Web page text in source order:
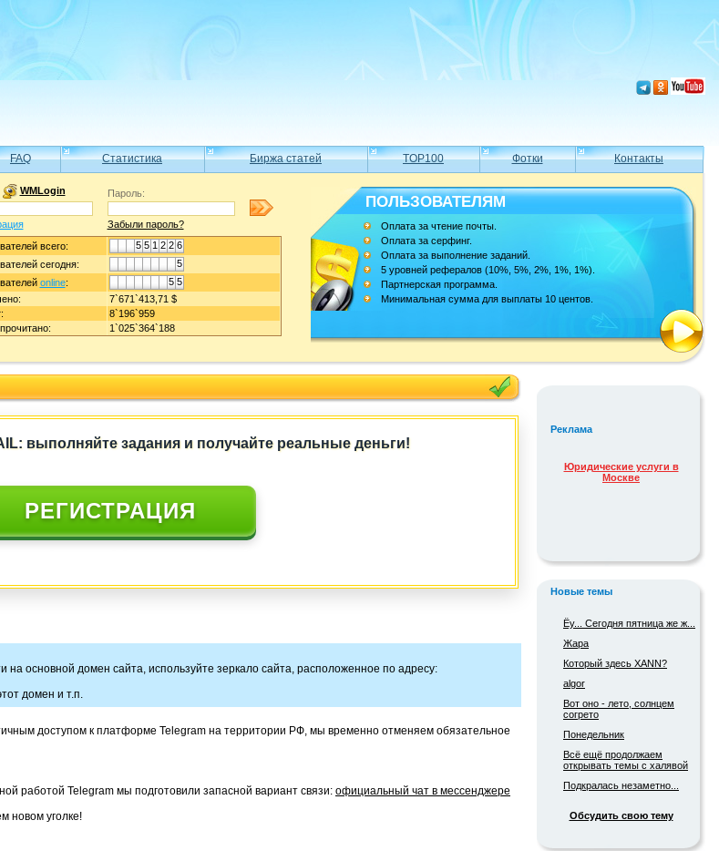
FAQ Статистика Биржа статей TOP100 Фотки Контакты
WMLogin Пароль:
Забыли пароль?
всего:
5 5 1 2 2 6
сегодня:
5
online: 5 5
7`671`413,71 $
8`196`959
1`025`364`188
ПОЛЬЗОВАТЕЛЯМ
Оплата за чтение почты.
Оплата за серфинг.
Оплата за выполнение заданий.
5 уровней рефералов (10%, 5%, 2%, 1%, 1%).
Партнерская программа.
Минимальная сумма для выплаты 10 центов.
выполняйте задания и получайте реальные деньги!
РЕГИСТРАЦИЯ
________ _ ___________ _____ ___ ________ _ _ _______ ________ _
на основной домен сайта, используйте зеркало сайта, расположенное по адресу:
домен и т.п.
доступом к платформе Telegram на территории РФ, мы временно отменяем обязательное
работой Telegram мы подготовили запасной вариант связи: официальный чат в мессенджере
новом уголке!
Реклама
Юридические услуги в
Москве
Новые темы
Ёу... Сегодня пятница же ж...
Жара
Который здесь XANN?
algor
Вот оно - лето, солнцем
согрето
Понедельник
Всё ещё продолжаем
открывать темы с халявой
Подкралась незаметно...
Обсудить свою тему